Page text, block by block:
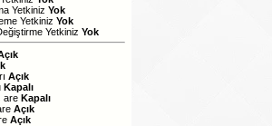
Yetkiniz Yok
Yetkiniz Yok
Yetkiniz Yok
Açık
Kapalı
are Kapalı
Açık
Açık